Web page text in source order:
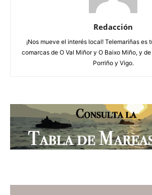
Redacción
¡Nos mueve el interés local! Telemariñas es
comarcas de O Val Miñor y O Baixo Miño, y
Porriño y Vigo.